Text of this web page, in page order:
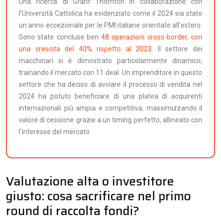
l’Università Cattolica ha evidenziato come il 2024 sia stato
un anno eccezionale per le PMI italiane orientate all’estero.
Sono state concluse ben48 operazioni cross-border, con
una crescita del 40% rispetto al 2023 . Il settore dei
macchinari si è dimostrato particolarmente dinamico,
trainando il mercato con 11 deal. Un imprenditore in questo
settore che ha deciso di avviare il processo di vendita nel
2024 ha potuto beneficiare di una platea di acquirenti
internazionali più ampia e competitiva, massimizzando il
valore di cessione grazie a un timing perfetto, allineato con
l’interesse del mercato.
Valutazione alta o investitore
giusto: cosa sacrificare nel primo
round di raccolta fondi?